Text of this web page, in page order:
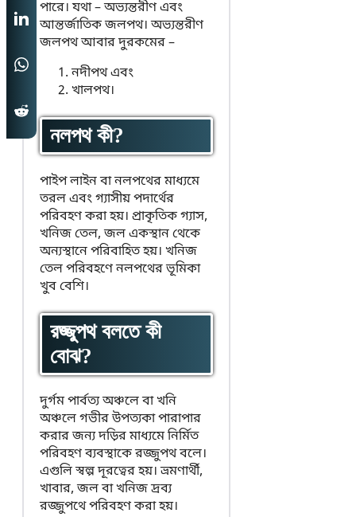
পারে। যথা – অভ্যন্তরীণ এবং
আন্তর্জাতিক জলপথ। অভ্যন্তরীণ
জলপথ আবার দুরকমের –
নদীপথ এবং
খালপথ।
নলপথ কী?
পাইপ লাইন বা নলপথের মাধ্যমে
তরল এবং গ্যাসীয় পদার্থের
পরিবহণ করা হয়। প্রাকৃতিক গ্যাস,
খনিজ তেল, জল একস্থান থেকে
অন্যস্থানে পরিবাহিত হয়। খনিজ
তেল পরিবহণে নলপথের ভূমিকা
খুব বেশি।
রজ্জুপথ বলতে কী
বোঝ?
দুর্গম পার্বত্য অঞ্চলে বা খনি
অঞ্চলে গভীর উপত্যকা পারাপার
করার জন্য দড়ির মাধ্যমে নির্মিত
পরিবহণ ব্যবস্থাকে রজ্জুপথ বলে।
এগুলি স্বল্প দূরত্বের হয়। ভ্রমণার্থী,
খাবার, জল বা খনিজ দ্রব্য
রজ্জুপথে পরিবহণ করা হয়।